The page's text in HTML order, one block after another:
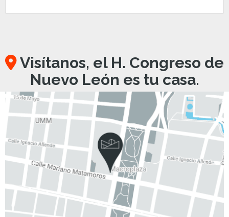
Visítanos, el H. Congreso de
Nuevo León es tu casa.